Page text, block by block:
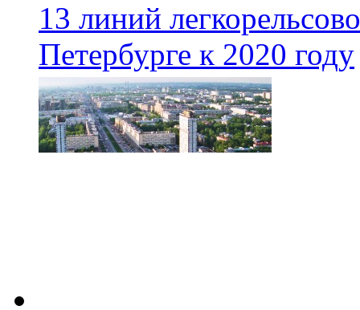
13 линий
Петербурге к 2020 году